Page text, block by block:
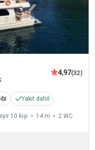
4,97(32)
Yakıt dahil
10 kişi 14 m 2 WC